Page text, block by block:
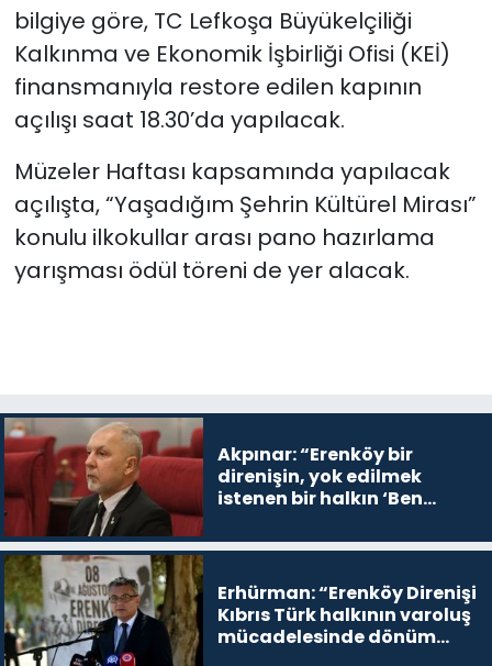
bilgiye göre, TC Lefkoşa Büyükelçiliği
Kalkınma ve Ekonomik İşbirliği Ofisi (KEİ)
finansmanıyla restore edilen kapının
açılışı saat 18.30’da yapılacak.
Müzeler Haftası kapsamında yapılacak
açılışta, “Yaşadığım Şehrin Kültürel Mirası”
konulu ilkokullar arası pano hazırlama
yarışması ödül töreni de yer alacak.
Akpınar: “Erenköy bir
direnişin, yok edilmek
istenen bir halkın ‘Ben
devam edeceğim’ dediği
Erhürman: “Erenköy Direnişi
Kıbrıs Türk halkının varoluş
mücadelesinde dönüm
YAŞAM
Yazarlar